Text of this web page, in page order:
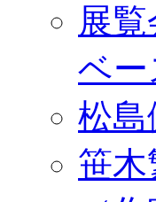
展
ベー
松島
笹